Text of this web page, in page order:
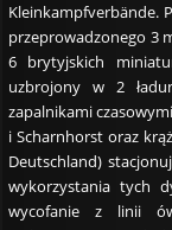
Kleinkampfverbände.
przeprowadzonego 3
6 brytyjskich
uzbrojony w 2
zapalnikami
i Scharnhorst oraz
Deutschland)
wykorzystania tych
wycofanie z linii